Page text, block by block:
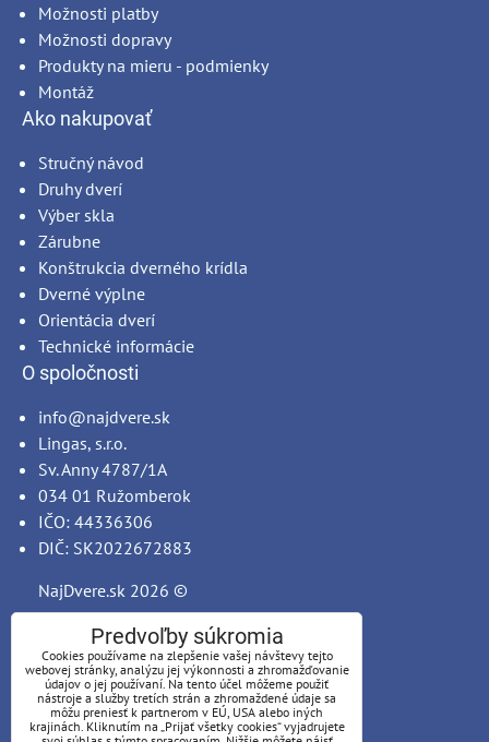
Možnosti platby
Možnosti dopravy
Produkty na mieru - podmienky
Montáž
Ako nakupovať
Stručný návod
Druhy dverí
Výber skla
Zárubne
Konštrukcia dverného krídla
Dverné výplne
Orientácia dverí
Technické informácie
O spoločnosti
info@najdvere.sk
Lingas, s.r.o.
Sv. Anny 4787/1A
034 01 Ružomberok
IČO: 44336306
DIČ: SK2022672883
NajDvere.sk 2026 ©
Predvoľby súkromia
Cookies používame na zlepšenie vašej návštevy tejto
webovej stránky, analýzu jej výkonnosti a zhromažďovanie
údajov o jej používaní. Na tento účel môžeme použiť
nástroje a služby tretích strán a zhromaždené údaje sa
môžu preniesť k partnerom v EÚ, USA alebo iných
krajinách. Kliknutím na „Prijať všetky cookies“ vyjadrujete